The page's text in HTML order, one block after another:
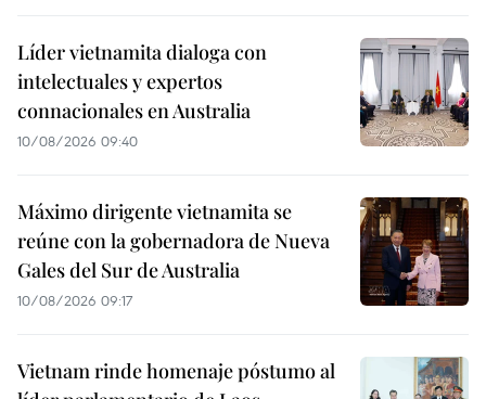
Líder vietnamita dialoga con
intelectuales y expertos
connacionales en Australia
10/08/2026 09:40
Máximo dirigente vietnamita se
reúne con la gobernadora de Nueva
Gales del Sur de Australia
10/08/2026 09:17
Vietnam rinde homenaje póstumo al